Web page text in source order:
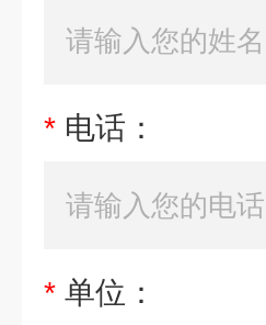
* 电话：
* 单位：